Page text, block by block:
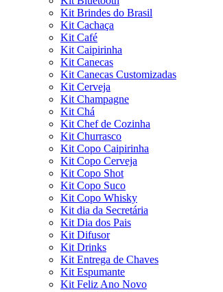
Kit Brindes do Brasil
Kit Cachaça
Kit Café
Kit Caipirinha
Kit Canecas
Kit Canecas Customizadas
Kit Cerveja
Kit Champagne
Kit Chá
Kit Chef de Cozinha
Kit Churrasco
Kit Copo Caipirinha
Kit Copo Cerveja
Kit Copo Shot
Kit Copo Suco
Kit Copo Whisky
Kit dia da Secretária
Kit Dia dos Pais
Kit Difusor
Kit Drinks
Kit Entrega de Chaves
Kit Espumante
Kit Feliz Ano Novo